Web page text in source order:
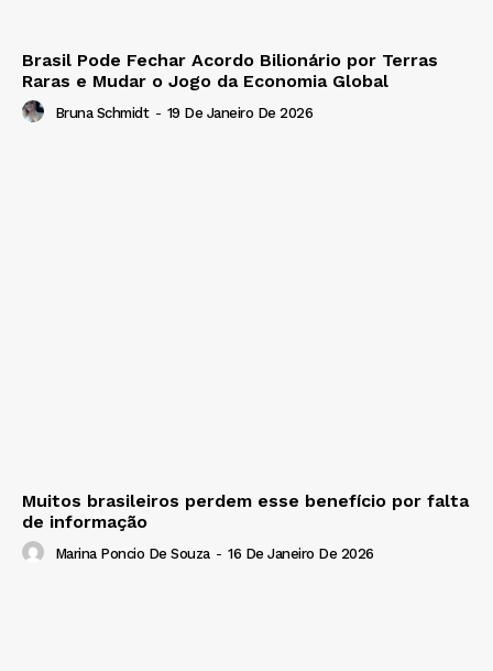
Brasil Pode Fechar Acordo Bilionário por Terras
Raras e Mudar o Jogo da Economia Global
Bruna Schmidt - 19 De Janeiro De 2026
Muitos brasileiros perdem esse benefício por falta
de informação
Marina Poncio De Souza - 16 De Janeiro De 2026